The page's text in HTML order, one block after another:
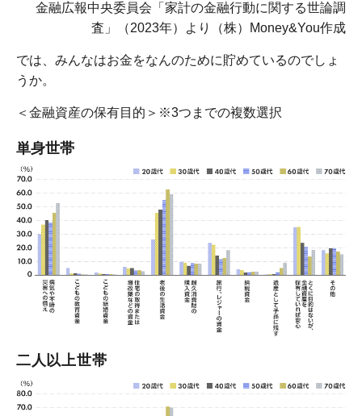
金融広報中央委員会「家計の金融行動に関する世論調
査」（2023年）より（株）Money&You作成
では、みんなはお金をなんのために貯めているのでしょ
うか。
＜金融資産の保有目的＞※3つまでの複数選択
単身世帯
二人以上世帯